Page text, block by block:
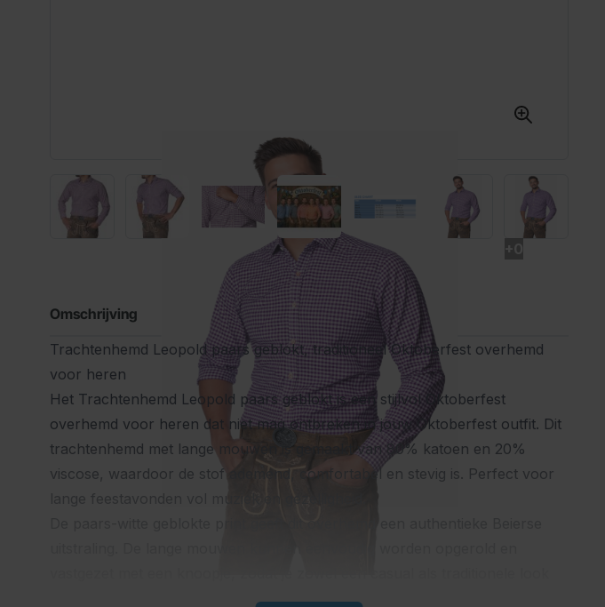
Omschrijving
Trachtenhemd Leopold paars geblokt, traditioneel Oktoberfest overhemd
voor heren
Het Trachtenhemd Leopold paars geblokt is een stijlvol Oktoberfest
overhemd voor heren dat niet mag ontbreken in jouw Oktoberfest outfit. Dit
trachtenhemd met lange mouwen is gemaakt van 80% katoen en 20%
viscose, waardoor de stof ademend, comfortabel en stevig is. Perfect voor
lange feestavonden vol muziek en gezelligheid.
kunt creëren. De pasvorm valt tussen normaal en slim-fit, waardoor het